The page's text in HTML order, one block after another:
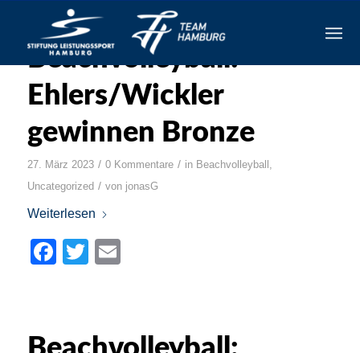
Beachvolleyball:
Ehlers/Wickler
gewinnen Bronze
27. März 2023 / 0 Kommentare / in Beachvolleyball ,
Uncategorized / von jonasG
Weiterlesen
Facebook
Twitter